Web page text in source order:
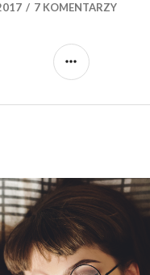
7 KOMENTARZY
SIDEBAR